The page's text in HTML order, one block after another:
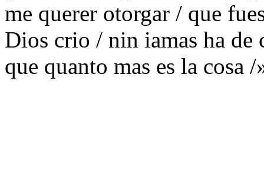
me querer otorgar / que
Dios crio / nin iamas ha de
que quanto mas es la cosa /